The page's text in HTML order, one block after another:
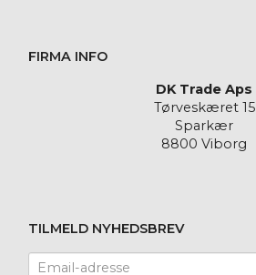
FIRMA INFO
DK Trade Aps
Tørveskæret 15
Sparkær
8800 Viborg
TILMELD NYHEDSBREV